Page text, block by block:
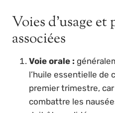
Voies d’usage
associées
Voie orale :
l’huile essentielle de
premier trimestre,
combattre les